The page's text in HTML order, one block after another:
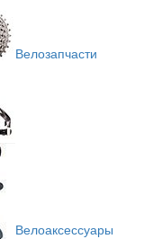
Велозапчасти
Велоаксессуары